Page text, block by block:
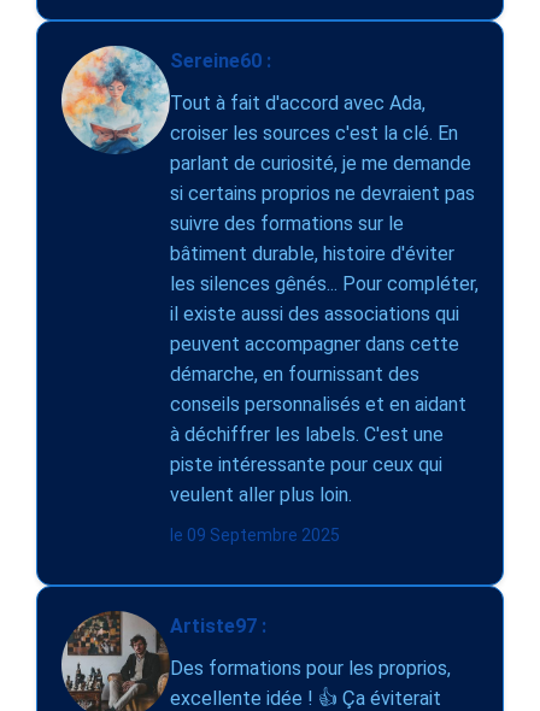
Sereine60 :
Tout à fait d'accord avec Ada,
croiser les sources c'est la clé. En
parlant de curiosité, je me demande
si certains proprios ne devraient pas
suivre des formations sur le
bâtiment durable, histoire d'éviter
les silences gênés... Pour compléter,
il existe aussi des associations qui
peuvent accompagner dans cette
démarche, en fournissant des
conseils personnalisés et en aidant
à déchiffrer les labels. C'est une
piste intéressante pour ceux qui
veulent aller plus loin.
le 09 Septembre 2025
Artiste97 :
Des formations pour les proprios,
excellente idée ! 👍 Ça éviterait